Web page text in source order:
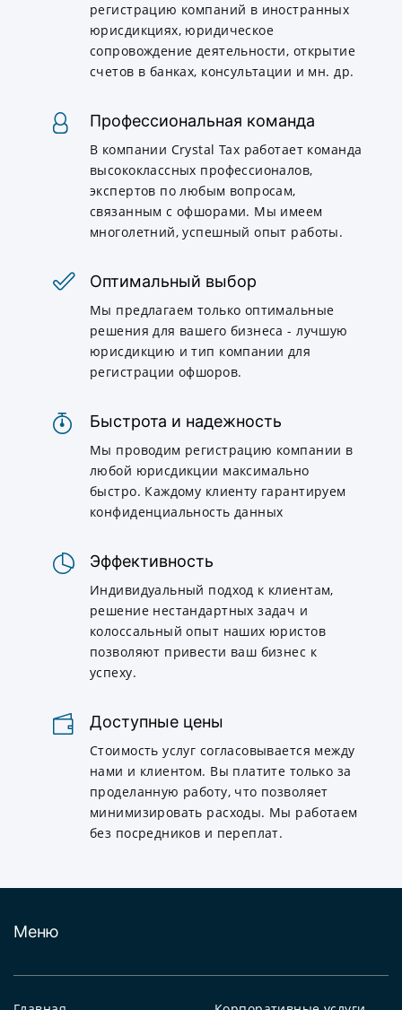
регистрацию компаний в иностранных
юрисдикциях, юридическое
сопровождение деятельности, открытие
счетов в банках, консультации и мн. др.
Профессиональная команда
В компании Crystal Tax работает команда
высококлассных профессионалов,
экспертов по любым вопросам,
связанным с офшорами. Мы имеем
многолетний, успешный опыт работы.
Оптимальный выбор
Мы предлагаем только оптимальные
решения для вашего бизнеса - лучшую
юрисдикцию и тип компании для
регистрации офшоров.
Быстрота и надежность
Мы проводим регистрацию компании в
любой юрисдикции максимально
быстро. Каждому клиенту гарантируем
конфиденциальность данных
Эффективность
Индивидуальный подход к клиентам,
решение нестандартных задач и
колоссальный опыт наших юристов
позволяют привести ваш бизнес к
успеху.
Доступные цены
Стоимость услуг согласовывается между
нами и клиентом. Вы платите только за
проделанную работу, что позволяет
минимизировать расходы. Мы работаем
без посредников и переплат.
Меню